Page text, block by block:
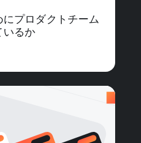
プロダクトチーム
いるか